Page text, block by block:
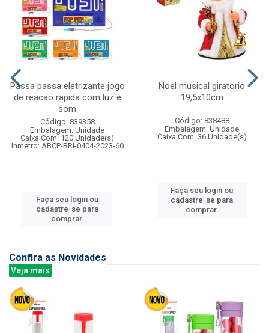
Passa passa eletrizante jogo
de reacao rapida com luz e
som
Código: 839358
Embalagem: Unidade
Caixa Com: 120 Unidade(s)
Inmetro: ABCP-BRI-0404-2023-60
Faça seu login ou
cadastre-se para
comprar.
Noel musical giratorio
19,5x10cm
Código: 838488
Embalagem: Unidade
Caixa Com: 36 Unidade(s)
Faça seu login ou
cadastre-se para
comprar.
Confira as Novidades
Veja mais